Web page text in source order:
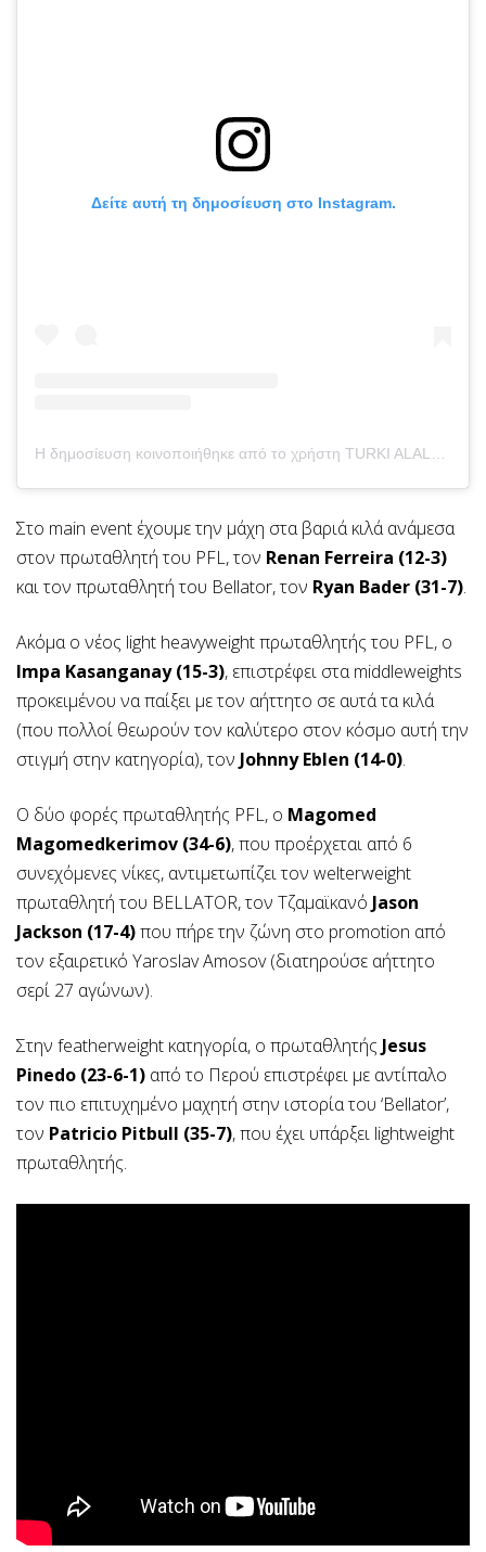
Δείτε αυτή τη δημοσίευση στο Instagram.
Στο main event έχουμε την μάχη στα βαριά κιλά ανάμεσα
στον πρωταθλητή του PFL, τον Renan Ferreira (12-3)
και τον πρωταθλητή του Bellator, τον Ryan Bader (31-7).
Ακόμα o νέος light heavyweight πρωταθλητής του PFL, ο
Impa Kasanganay (15-3), επιστρέφει στα middleweights
προκειμένου να παίξει με τον αήττητο σε αυτά τα κιλά
(που πολλοί θεωρούν τον καλύτερο στον κόσμο αυτή την
στιγμή στην κατηγορία), τον Johnny Eblen (14-0).
Ο δύο φορές πρωταθλητής PFL, ο Magomed
Magomedkerimov (34-6), που προέρχεται από 6
συνεχόμενες νίκες, αντιμετωπίζει τον welterweight
πρωταθλητή του BELLATOR, τον Τζαμαϊκανό Jason
Jackson (17-4)που πήρε την ζώνη στο promotion από
τον εξαιρετικό Yaroslav Amosov (διατηρούσε αήττητο
σερί 27 αγώνων).
Στην featherweight κατηγορία, ο πρωταθλητής Jesus
Pinedo (23-6-1) από το Περού επιστρέφει με αντίπαλο
τον πιο επιτυχημένο μαχητή στην ιστορία του ‘Bellator’,
τον Patricio Pitbull (35-7), που έχει υπάρξει lightweight
πρωταθλητής.